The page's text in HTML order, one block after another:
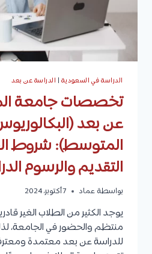
الدراسة في السعودية| الدراسة عن بعد
تخصصات جامعة
عن بعد
المتوسط): شروط
التقديم والرسوم
بواسطة عماد 7 أكتوبر، 2024
يوجد الكثير من الطلاب الغير
منتظم والحضور في الجامعة،
للدراسة عن بعد معتمدة ومعترف